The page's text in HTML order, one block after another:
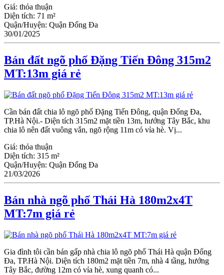
Giá: thỏa thuận
Diện tích: 71 m²
Quận/Huyện: Quận Đống Đa
30/01/2025
Bán đất ngõ phố Đặng Tiến Đông 315m2
MT:13m giá rẻ
Cần bán đất chia lô ngõ phố Đặng Tiến Đông, quận Đống Đa,
TP.Hà Nội.- Diện tích 315m2 mặt tiền 13m, hướng Tây Bắc, khu
chia lô nên đất vuông vắn, ngõ rộng 11m có vỉa hè. Vị...
Giá: thỏa thuận
Diện tích: 315 m²
Quận/Huyện: Quận Đống Đa
21/03/2026
Bán nhà ngõ phố Thái Hà 180m2x4T
MT:7m giá rẻ
Gia đình tôi cần bán gấp nhà chia lô ngõ phố Thái Hà quận Đống
Đa, TP.Hà Nội. Diện tích 180m2 mặt tiền 7m, nhà 4 tầng, hướng
Tây Bắc, đường 12m có vỉa hè, xung quanh có...